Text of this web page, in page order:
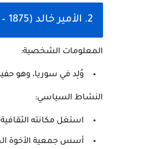
2. الأمير خالد (1875 – 1936)
المعلومات الشخصية:
وُلِد في سوريا، وهو حفيد
النشاط السياسي:
استغل مكانته
أسس جمعية الأخوة